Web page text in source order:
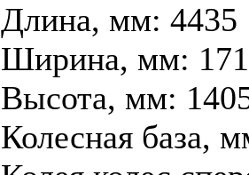
Длина, мм: 4435
Ширина, мм:
Высота, мм:
Колесная база,